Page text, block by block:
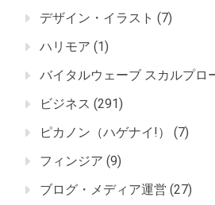
デザイン・イラスト (7)
ハリモア (1)
バイタルウェーブ スカルプロ
ビジネス (291)
ピカノン（ハゲナイ!）
(7)
フィンジア (9)
ブログ・メディア運営 (27)